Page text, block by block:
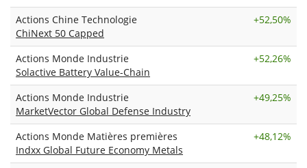
Actions Chine Technologie
ChiNext 50 Capped
+52,50%
Actions Monde Industrie
Solactive Battery Value-Chain
+52,26%
Actions Monde Industrie
MarketVector Global Defense Industry
+49,25%
Actions Monde Matières premières
Indxx Global Future Economy Metals
+48,12%